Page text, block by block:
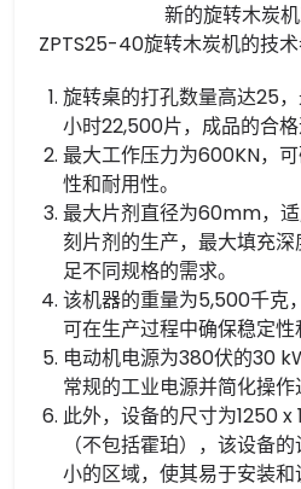
新的旋转木炭
ZPTS25-40旋转木炭机的技术
旋转桌的打孔数量高达25
小时22,500片，成品的合格
最大工作压力为600KN，
性和耐用性。
最大片剂直径为60mm，
刻片剂的生产，最大填充
足不同规格的需求。
该机器的重量为5,500千克
可在生产过程中确保稳定性
电动机电源为380伏的30
常规的工业电源并简化操作
此外，设备的尺寸为1250
（不包括霍珀），该设备
小的区域，使其易于安装和